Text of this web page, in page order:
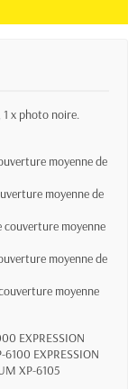
1 x photo noire.
moyenne de
moyenne de
couverture moyenne
moyenne de
moyenne
EXPRESSION
EXPRESSION
XP-6105